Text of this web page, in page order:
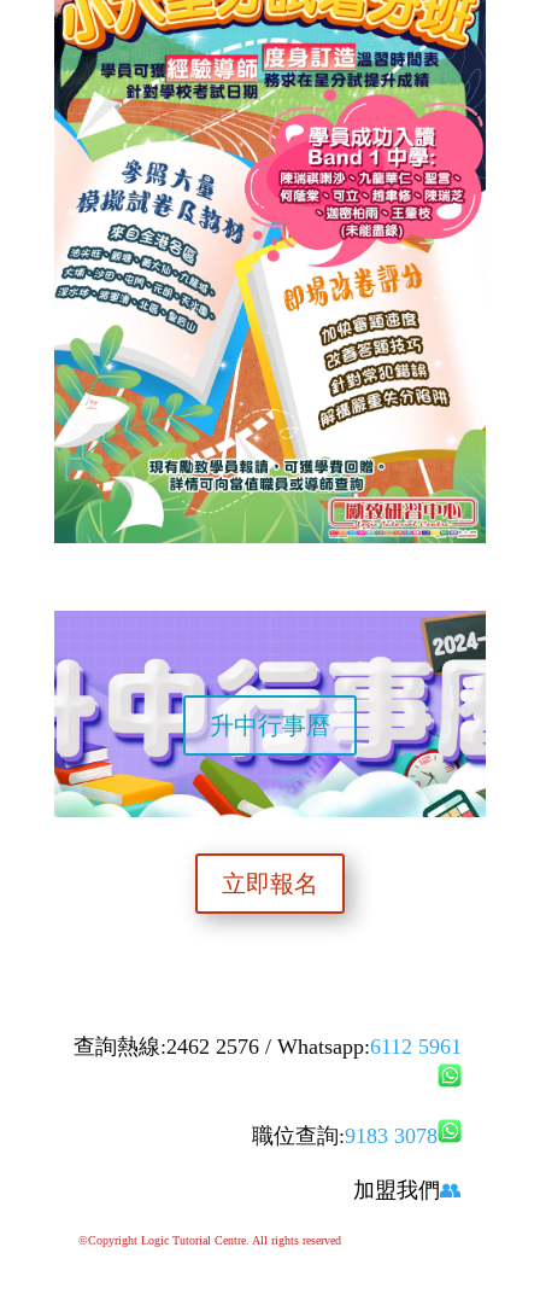
升中行事曆
立即報名
查詢熱線:2462 2576 / Whatsapp:6112 5961
職位查詢:9183 3078
加盟我們👥
©Copyright Logic Tutorial Centre. All rights reserved